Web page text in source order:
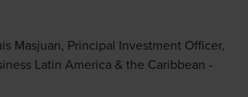
Masjuan, Principal Investment Officer,
Latin America & the Caribbean -